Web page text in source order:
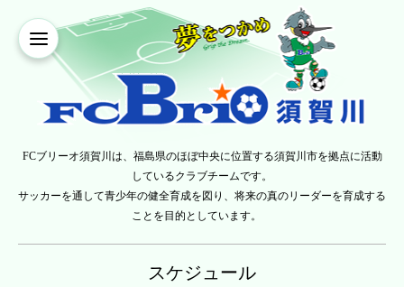
FCブリーオ須賀川は、福島県のほぼ中央に位置する須賀川市を拠点に活動
しているクラブチームです。
サッカーを通して青少年の健全育成を図り、将来の真のリーダーを育成する
ことを目的としています。
スケジュール